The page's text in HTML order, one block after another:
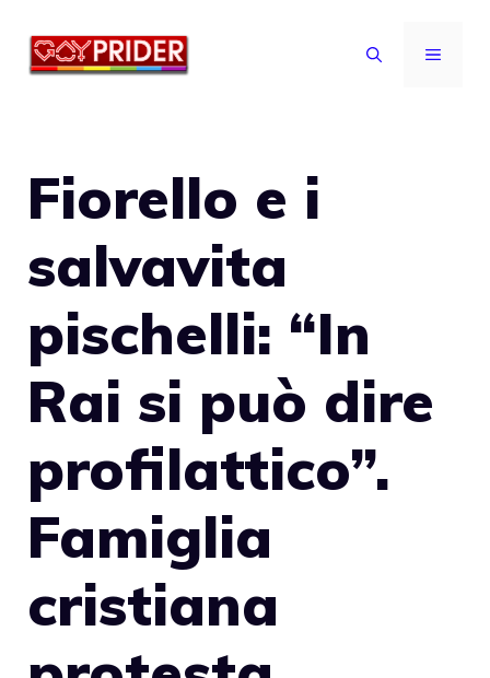
MENU
Fiorello e i
salvavita
pischelli: “In
Rai si può dire
profilattico”.
Famiglia
cristiana